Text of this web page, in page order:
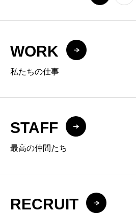
WORK
私たちの仕事
STAFF
最高の仲間たち
RECRUIT